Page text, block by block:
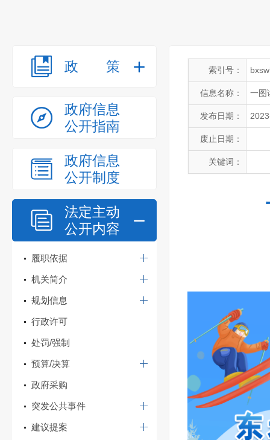
政策
政府信息
公开指南
政府信息
公开制度
法定主动
公开内容
履职依据
机关简介
规划信息
行政许可
处罚/强制
预算/决算
政府采购
突发公共事件
建议提案
索引号：
信息名称： 一图
发布日期：
废止日期：
关键词：